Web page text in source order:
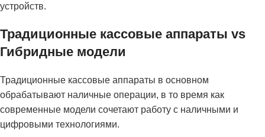
устройств.
Традиционные кассовые аппараты vs
Гибридные модели
Традиционные кассовые аппараты в основном
обрабатывают наличные операции, в то время как
современные модели сочетают работу с наличными и
цифровыми технологиями.